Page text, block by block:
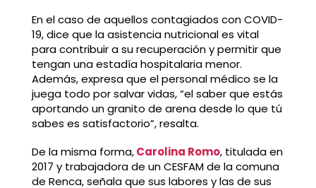
En el caso de aquellos contagiados con COVID-
19, dice que la asistencia nutricional es vital
para contribuir a su recuperación y permitir que
tengan una estadía hospitalaria menor.
Además, expresa que el personal médico se la
juega todo por salvar vidas, “el saber que estás
aportando un granito de arena desde lo que tú
sabes es satisfactorio”, resalta.
De la misma forma,Carolina Romo, titulada en
2017 y trabajadora de un CESFAM de la comuna
de Renca, señala que sus labores y las de sus